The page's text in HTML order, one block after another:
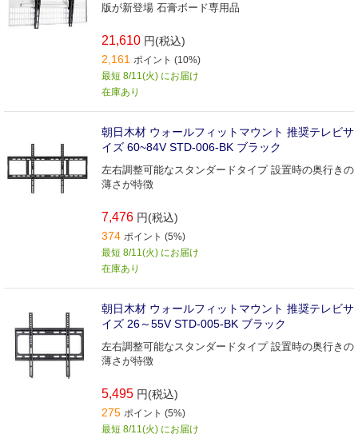
版が新登場 石膏ボード専用品
21,610 円(税込)
2,161 ポイント (10%)
最短 8/11(火) にお届け
在庫あり
朝日木材 ウォールフィットマウント 推奨テレビサ
イズ 60~84V STD-006-BK ブラック
左右調整可能なスタンダードタイプ 設置時の奥行きの
薄さが特徴
7,476 円(税込)
374 ポイント (5%)
最短 8/11(火) にお届け
在庫あり
朝日木材 ウォールフィットマウント 推奨テレビサ
イズ 26～55V STD-005-BK ブラック
左右調整可能なスタンダードタイプ 設置時の奥行きの
薄さが特徴
5,495 円(税込)
275 ポイント (5%)
最短 8/11(火) にお届け